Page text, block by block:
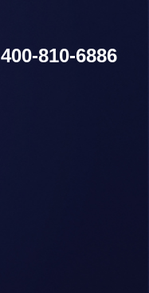
400-810-6886